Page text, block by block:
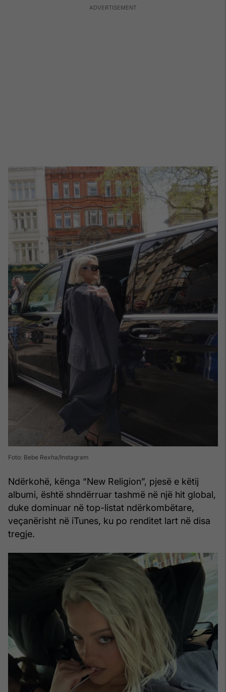
Foto: Bebe Rexha/Instagram
Ndërkohë, kënga “New Religion”, pjesë e këtij
albumi, është shndërruar tashmë në një hit global,
duke dominuar në top-listat ndërkombëtare,
veçanërisht në iTunes, ku po renditet lart në disa
tregje.